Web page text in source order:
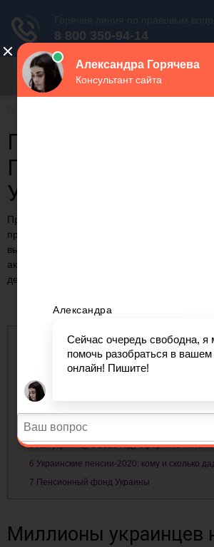
ПЕНСИЯ В РОССИИ
УКРАИНЕ
Предлагаем статью на тему: "Пенсия в
предприниматель в украине" с понятными
выводами. С случае возникновения
актуализации данных на 2023 год вы
дежурному консультанту.
Содержание
Миллионы украинцев не получат пенсию:
2Сравнение размеров пенсии в России и на
4Охота на стариков. У украинцев массово
5Как украинцу в 2020 году оформить
6 Украинские пенсии-2020: кому и сколько
7 Пенсионный фонд Украины
Миллионы украинцев
сайту: